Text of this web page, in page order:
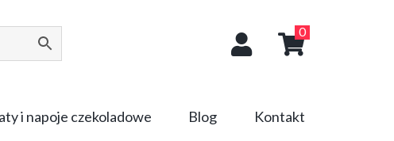
0
i napoje czekoladowe Blog Kontakt